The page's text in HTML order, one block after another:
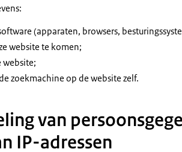
(apparaten, browsers,
website te komen;
zoekmachine op de website zelf.
van
IP-adressen